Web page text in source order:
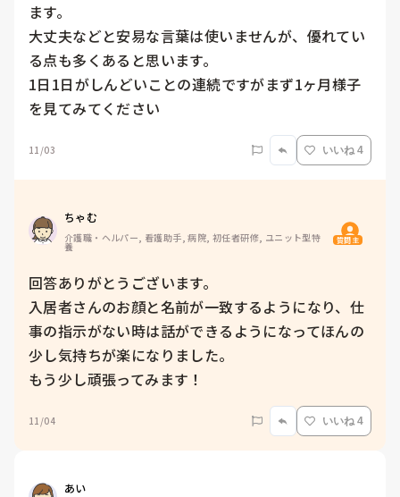
ます。
大丈夫などと安易な言葉は使いませんが、優れてい
る点も多くあると思います。
1日1日がしんどいことの連続ですがまず1ヶ月様子
を見てみてください
11/03 いいね 4
ちゃむ
介護職・ヘルパー, 看護助手, 病院, 初任者研修, ユニット型特
養 質問主
回答ありがとうございます。
入居者さんのお顔と名前が一致するようになり、仕
事の指示がない時は話ができるようになってほんの
少し気持ちが楽になりました。
もう少し頑張ってみます！
11/04 いいね 4
あい